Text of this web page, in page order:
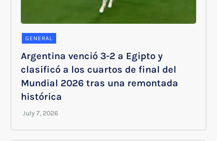
GENERAL
Argentina venció 3-2 a Egipto y
clasificó a los cuartos de final del
Mundial 2026 tras una remontada
histórica